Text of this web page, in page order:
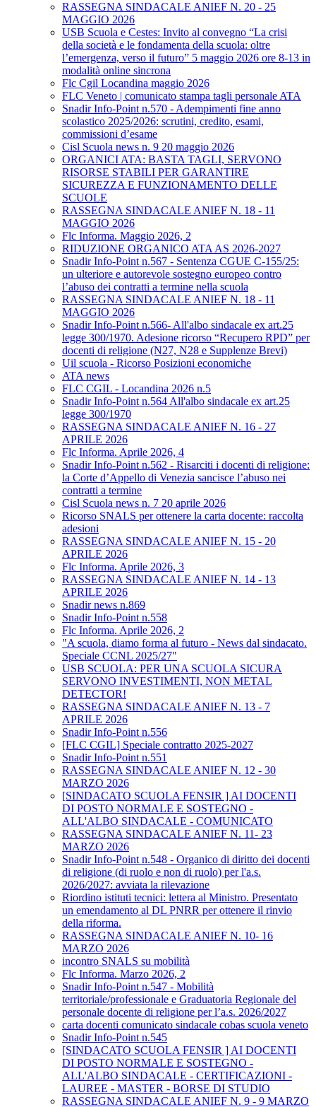
RASSEGNA SINDACALE ANIEF N. 20 - 25
MAGGIO 2026
USB Scuola e Cestes: Invito al convegno “La crisi
della società e le fondamenta della scuola: oltre
l’emergenza, verso il futuro” 5 maggio 2026 ore 8-13 in
modalità online sincrona
Flc Cgil Locandina maggio 2026
FLC Veneto | comunicato stampa tagli personale ATA
Snadir Info-Point n.570 - Adempimenti fine anno
scolastico 2025/2026: scrutini, credito, esami,
commissioni d’esame
Cisl Scuola news n. 9 20 maggio 2026
ORGANICI ATA: BASTA TAGLI, SERVONO
RISORSE STABILI PER GARANTIRE
SICUREZZA E FUNZIONAMENTO DELLE
SCUOLE
RASSEGNA SINDACALE ANIEF N. 18 - 11
MAGGIO 2026
Flc Informa. Maggio 2026, 2
RIDUZIONE ORGANICO ATA AS 2026-2027
Snadir Info-Point n.567 - Sentenza CGUE C‑155/25:
un ulteriore e autorevole sostegno europeo contro
l’abuso dei contratti a termine nella scuola
RASSEGNA SINDACALE ANIEF N. 18 - 11
MAGGIO 2026
Snadir Info-Point n.566- All'albo sindacale ex art.25
legge 300/1970. Adesione ricorso “Recupero RPD” per
docenti di religione (N27, N28 e Supplenze Brevi)
Uil scuola - Ricorso Posizioni economiche
ATA news
FLC CGIL - Locandina 2026 n.5
Snadir Info-Point n.564 All'albo sindacale ex art.25
legge 300/1970
RASSEGNA SINDACALE ANIEF N. 16 - 27
APRILE 2026
Flc Informa. Aprile 2026, 4
Snadir Info-Point n.562 - Risarciti i docenti di religione:
la Corte d’Appello di Venezia sancisce l’abuso nei
contratti a termine
Cisl Scuola news n. 7 20 aprile 2026
Ricorso SNALS per ottenere la carta docente: raccolta
adesioni
RASSEGNA SINDACALE ANIEF N. 15 - 20
APRILE 2026
Flc Informa. Aprile 2026, 3
RASSEGNA SINDACALE ANIEF N. 14 - 13
APRILE 2026
Snadir news n.869
Snadir Info-Point n.558
Flc Informa. Aprile 2026, 2
"A scuola, diamo forma al futuro - News dal sindacato.
Speciale CCNL 2025/27"
USB SCUOLA: PER UNA SCUOLA SICURA
SERVONO INVESTIMENTI, NON METAL
DETECTOR!
RASSEGNA SINDACALE ANIEF N. 13 - 7
APRILE 2026
Snadir Info-Point n.556
[FLC CGIL] Speciale contratto 2025-2027
Snadir Info-Point n.551
RASSEGNA SINDACALE ANIEF N. 12 - 30
MARZO 2026
[SINDACATO SCUOLA FENSIR ] AI DOCENTI
DI POSTO NORMALE E SOSTEGNO -
ALL'ALBO SINDACALE - COMUNICATO
RASSEGNA SINDACALE ANIEF N. 11- 23
MARZO 2026
Snadir Info-Point n.548 - Organico di diritto dei docenti
di religione (di ruolo e non di ruolo) per l'a.s.
2026/2027: avviata la rilevazione
Riordino istituti tecnici: lettera al Ministro. Presentato
un emendamento al DL PNRR per ottenere il rinvio
della riforma.
RASSEGNA SINDACALE ANIEF N. 10- 16
MARZO 2026
incontro SNALS su mobilità
Flc Informa. Marzo 2026, 2
Snadir Info-Point n.547 - Mobilità
territoriale/professionale e Graduatoria Regionale del
personale docente di religione per l’a.s. 2026/2027
carta docenti comunicato sindacale cobas scuola veneto
Snadir Info-Point n.545
[SINDACATO SCUOLA FENSIR ] AI DOCENTI
DI POSTO NORMALE E SOSTEGNO -
ALL'ALBO SINDACALE - CERTIFICAZIONI -
LAUREE - MASTER - BORSE DI STUDIO
RASSEGNA SINDACALE ANIEF N. 9 - 9 MARZO